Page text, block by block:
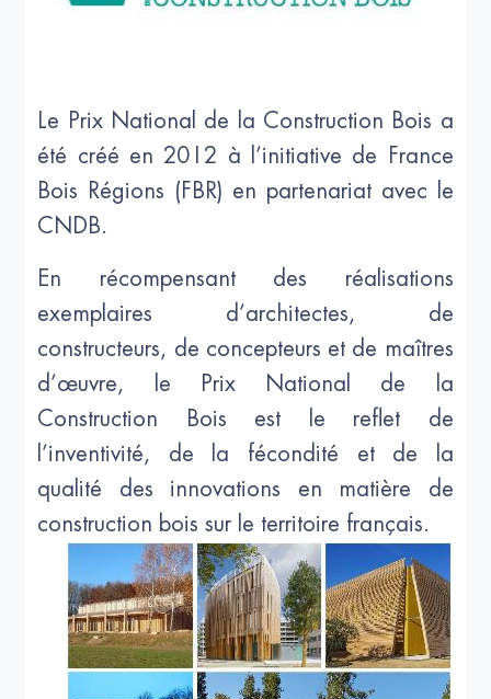
Le Prix National de la Construction Bois a
été créé en 2012 à l’initiative de France
Bois Régions (FBR) en partenariat avec le
CNDB.
En récompensant des réalisations
exemplaires d’architectes, de
constructeurs, de concepteurs et de maîtres
d’œuvre, le Prix National de la
Construction Bois est le reflet de
l’inventivité, de la fécondité et de la
qualité des innovations en matière de
construction bois sur le territoire français.